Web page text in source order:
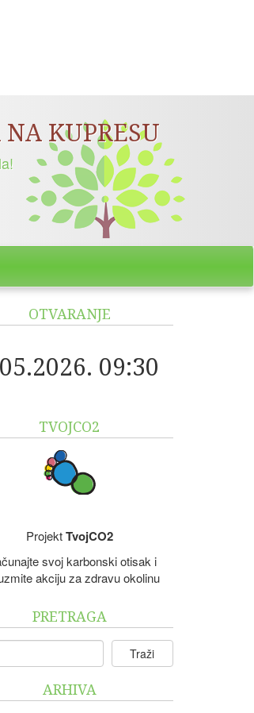
KUPRESU
OTVARANJE
09:30
TVOJCO2
ProjektTvojCO2
svoj karbonski otisak i
akciju za zdravu okolinu
PRETRAGA
Traži
ARHIVA